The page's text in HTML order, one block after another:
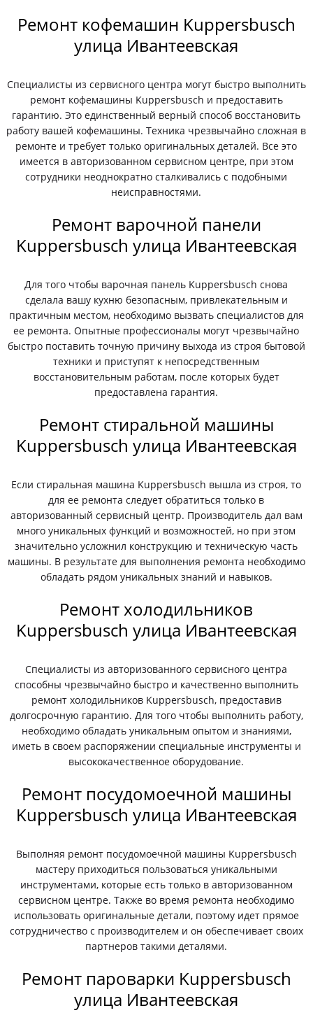
Ремонт кофемашин Kuppersbusch
улица Ивантеевская
Специалисты из сервисного центра могут быстро выполнить
ремонт кофемашины Kuppersbusch и предоставить
гарантию. Это единственный верный способ восстановить
работу вашей кофемашины. Техника чрезвычайно сложная в
ремонте и требует только оригинальных деталей. Все это
имеется в авторизованном сервисном центре, при этом
сотрудники неоднократно сталкивались с подобными
неисправностями.
Ремонт варочной панели
Kuppersbusch улица Ивантеевская
Для того чтобы варочная панель Kuppersbusch снова
сделала вашу кухню безопасным, привлекательным и
практичным местом, необходимо вызвать специалистов для
ее ремонта. Опытные профессионалы могут чрезвычайно
быстро поставить точную причину выхода из строя бытовой
техники и приступят к непосредственным
восстановительным работам, после которых будет
предоставлена гарантия.
Ремонт стиральной машины
Kuppersbusch улица Ивантеевская
Если стиральная машина Kuppersbusch вышла из строя, то
для ее ремонта следует обратиться только в
авторизованный сервисный центр. Производитель дал вам
много уникальных функций и возможностей, но при этом
значительно усложнил конструкцию и техническую часть
машины. В результате для выполнения ремонта необходимо
обладать рядом уникальных знаний и навыков.
Ремонт холодильников
Kuppersbusch улица Ивантеевская
Специалисты из авторизованного сервисного центра
способны чрезвычайно быстро и качественно выполнить
ремонт холодильников Kuppersbusch, предоставив
долгосрочную гарантию. Для того чтобы выполнить работу,
необходимо обладать уникальным опытом и знаниями,
иметь в своем распоряжении специальные инструменты и
высококачественное оборудование.
Ремонт посудомоечной машины
Kuppersbusch улица Ивантеевская
Выполняя ремонт посудомоечной машины Kuppersbusch
мастеру приходиться пользоваться уникальными
инструментами, которые есть только в авторизованном
сервисном центре. Также во время ремонта необходимо
использовать оригинальные детали, поэтому идет прямое
сотрудничество с производителем и он обеспечивает своих
партнеров такими деталями.
Ремонт пароварки Kuppersbusch
улица Ивантеевская